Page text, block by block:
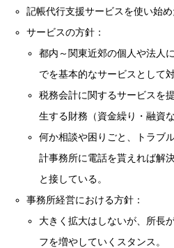
記帳代行支援サービスを使い始
サービスの方針：
都内～関東近郊の個人や法人
でを基本的なサービスとして対
税務会計に関するサービスを
生する財務（資金繰り・融資
何か相談や困りごと、トラブ
計事務所に電話を貰えれば解
と接している。
事務所経営における方針：
大きく拡大はしないが、所長
フを増やしていくスタンス。